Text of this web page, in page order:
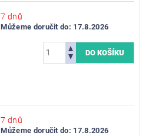
7 dnů
Můžeme doručit do: 17.8.2026
7 dnů
Můžeme doručit do: 17.8.2026